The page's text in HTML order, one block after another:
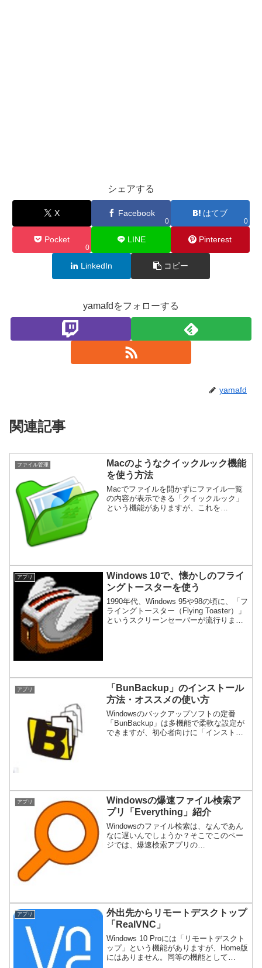
シェアする
X Facebook
0
はてブ
0
Pocket
0
LINE Pinterest
LinkedIn コピー
yamafdをフォローする
yamafd
関連記事
ファイル管理
Macのようなクイックルック機能
を使う方法
Macでファイルを開かずにファイル一覧
の内容が表示できる「クイックルック」
という機能がありますが、これを
アプリ
Windows 10で、懐かしのフライ
ングトースターを使う
1990年代、Windows 95や98の頃に、「フ
ライングトースター（Flying Toaster）」
というスクリーンセーバーが流行りまし
アプリ
「BunBackup」のインストール
方法・オススメの使い方
Windowsのバックアップソフトの定番
「BunBackup」は多機能で柔軟な設定が
できますが、初心者向けに「インストー
アプリ
Windowsの爆速ファイル検索ア
プリ「Everything」紹介
Windowsのファイル検索は、なんであん
なに遅いんでしょうか？そこでこのペー
ジでは、爆速検索アプリの
アプリ
外出先からリモートデスクトップ
「RealVNC」
Windows 10 Proには「リモートデスクト
ップ」という機能がありますが、Home版
にはありません。同等の機能として